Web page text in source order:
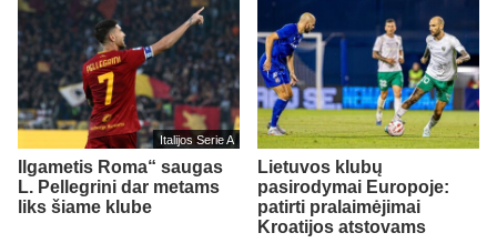
Italijos Serie A
Ilgametis Roma“ saugas
L. Pellegrini dar metams
liks šiame klube
Lietuvos klubų
pasirodymai Europoje:
patirti pralaimėjimai
Kroatijos atstovams